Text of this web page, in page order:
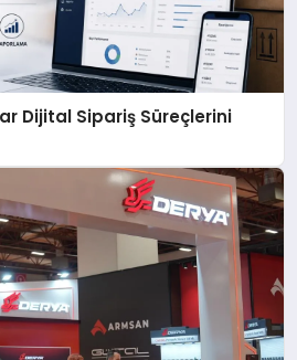
Dijital Sipariş Süreçlerini